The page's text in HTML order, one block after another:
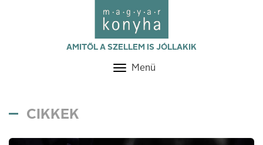
AMITŐL A SZELLEM IS JÓLLAKIK
Toggle
Menü
CIKKEK